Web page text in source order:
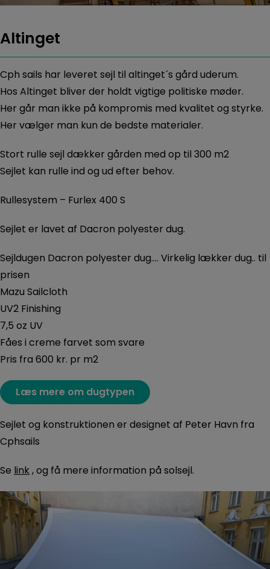
Altinget
Cph sails har leveret sejl til altinget´s gård uderum.
Hos Altinget bliver der holdt vigtige politiske møder.
Her går man ikke på kompromis med kvalitet og styrke.
Her vælger man kun de bedste materialer.
Stort rulle sejl dækker gården med op til 300 m2
Sejlet kan rulle ind og ud efter behov.
Rullesystem – Furlex 400 S
Sejlet er lavet af Dacron polyester dug.
Sejldugen Dacron polyester dug…. Virkelig lækker dug.. til
prisen
Mazu Sailcloth
UV2 Finishing
7,5 oz UV
Fåes i creme farvet som svare
Pris fra 600 kr. pr m2
Læs mere om dugtypen
Sejlet og konstruktionen er designet af Peter Havn fra
Cphsails
Se link , og få mere information på solsejl.